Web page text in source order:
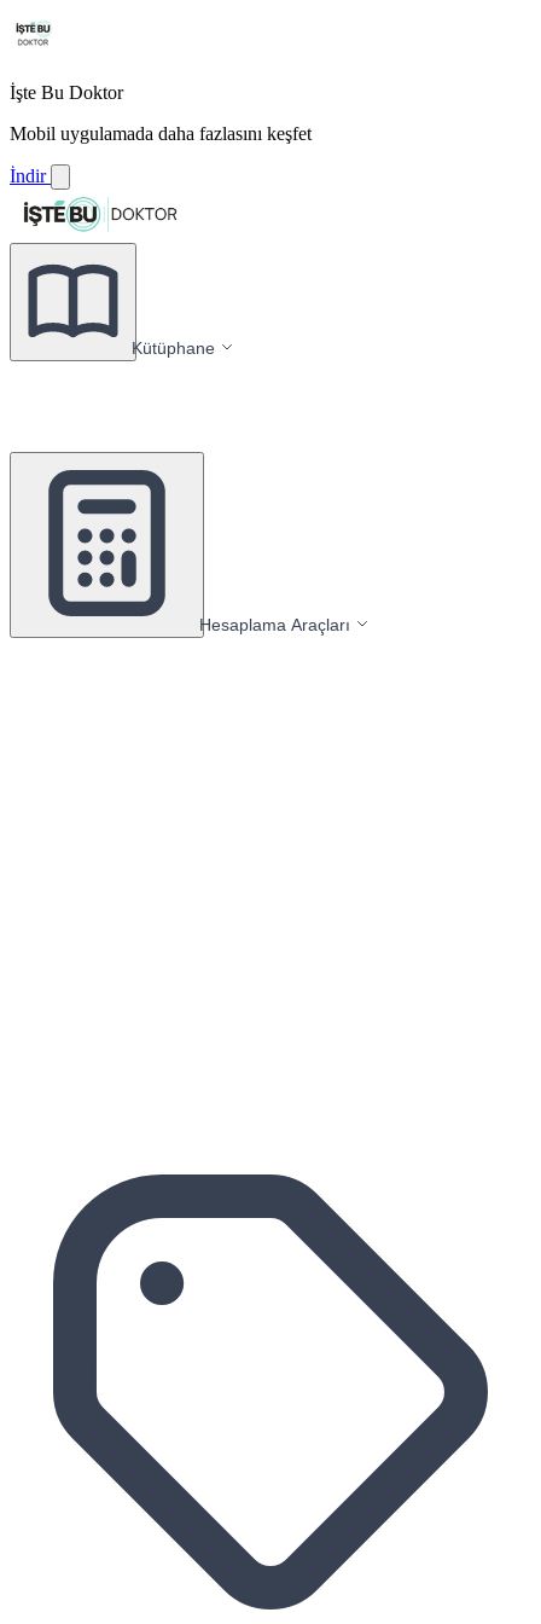
İşte Bu Doktor
Mobil uygulamada daha fazlasını keşfet
İndir
Kütüphane
Hesaplama Araçları